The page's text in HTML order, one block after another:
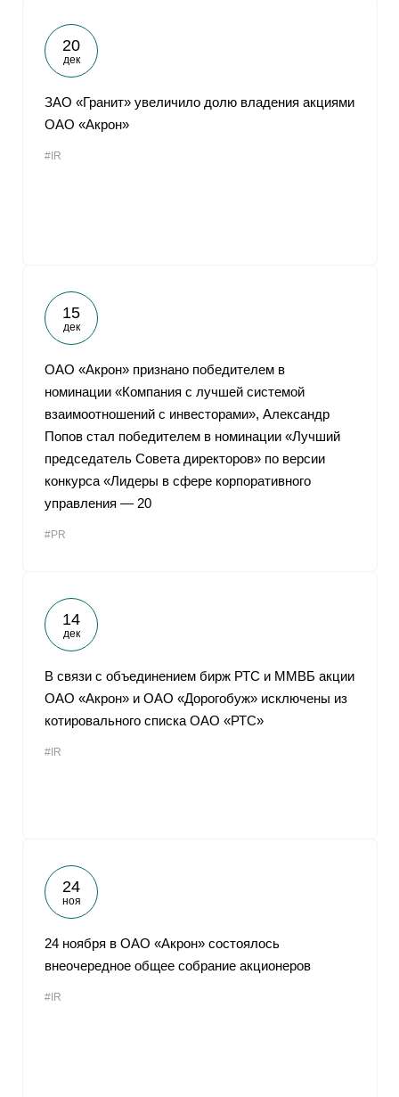
20
дек
ЗАО «Гранит» увеличило долю владения акциями
ОАО «Акрон»
#IR
15
дек
ОАО «Акрон» признано победителем в
номинации «Компания с лучшей системой
взаимоотношений с инвесторами», Александр
Попов стал победителем в номинации «Лучший
председатель Совета директоров» по версии
конкурса «Лидеры в сфере корпоративного
управления — 20
#PR
14
дек
В связи с объединением бирж РТС и ММВБ акции
ОАО «Акрон» и ОАО «Дорогобуж» исключены из
котировального списка ОАО «РТС»
#IR
24
ноя
24 ноября в ОАО «Акрон» состоялось
внеочередное общее собрание акционеров
#IR